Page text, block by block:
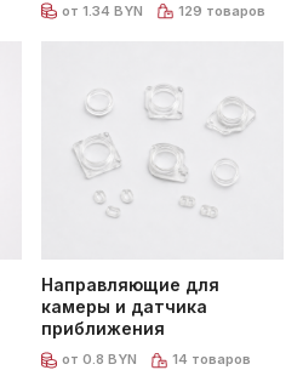
от 1.34 BYN 129 товаров
Направляющие для
камеры и датчика
приближения
от 0.8 BYN 14 товаров